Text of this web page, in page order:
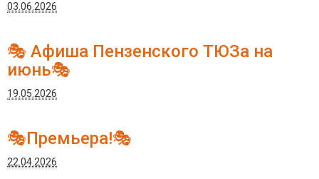
03.06.2026
🎭 Афиша Пензенского ТЮЗа на
июнь🎭
19.05.2026
🎭Премьера!🎭
22.04.2026